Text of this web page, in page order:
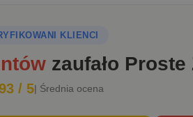
KLIENCI
zaufało
/ 5| Średnia ocena